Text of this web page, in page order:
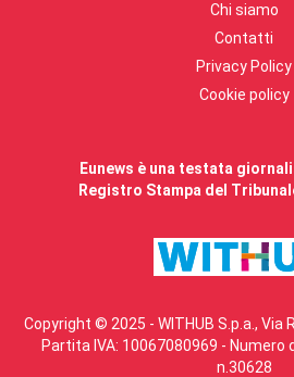
Chi siamo
Contatti
Privacy Policy
Cookie policy
Eunews è una testata
Registro Stampa del
Copyright © 2025 - WITHUB S.p.a., Via
Partita IVA: 10067080969 - Numero
n.30628